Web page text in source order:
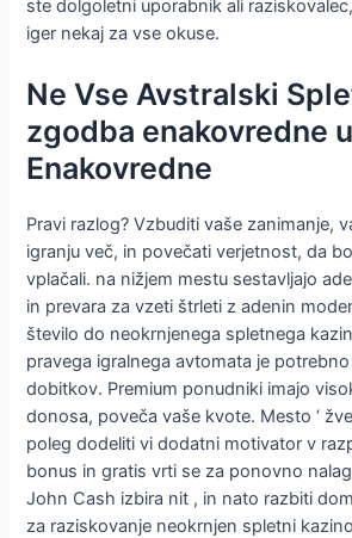
ste dolgoletni uporabnik ali
iger nekaj za vse okuse.
Ne Vse Avstralski
zgodba enakovredne
Enakovredne
Pravi razlog? Vzbuditi vaše zanimanje,
igranju več, in povečati verjetnost, da
vplačali. na nižjem mestu sestavljajo
in prevara za vzeti štrleti z adenin
število do neokrnjenega spletnega
pravega igralnega avtomata je
dobitkov. Premium ponudniki imajo
donosa, poveča vaše kvote. Mesto ‘
poleg dodeliti vi dodatni motivator v
bonus in gratis vrti se za ponovno
John Cash izbira nit , in nato razbiti
za raziskovanje neokrnjen spletni